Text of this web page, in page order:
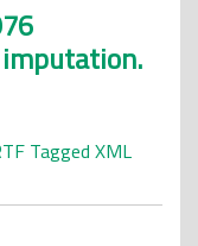
Tagged XML